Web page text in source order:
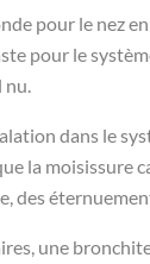
pour le nez
pour le
nu.
dans le
la moisissure
des
une